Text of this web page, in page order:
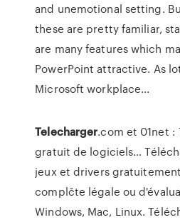
and unemotional setting.
these are pretty familiar,
are many features which
PowerPoint attractive. As
Microsoft workplace...
Telecharger.com et 01net :
gratuit de logiciels…
jeux et drivers
complčte légale ou
Windows, Mac, Linux.